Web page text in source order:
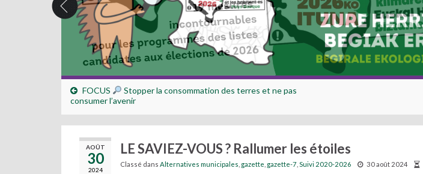
FOCUS
Stopper la consommation des terres et ne pas
consumer l’avenir
AOÛT
30
2024
LE SAVIEZ-VOUS ? Rallumer les étoiles
Classé dans Alternatives municipales gazette gazette-7 Suivi 2020-2026 30 août 2024